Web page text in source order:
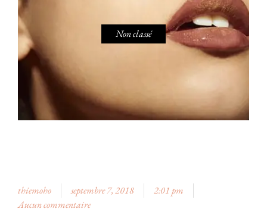
Non classé
thiemoho septembre 7, 2018
2:01 pm
Aucun commentaire